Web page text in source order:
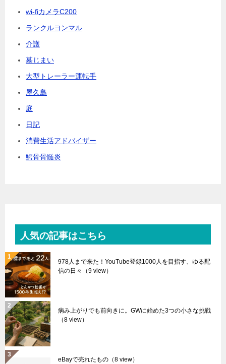
wi-fiカメラC200
ランクルヨンマル
介護
墓じまい
大型トレーラー運転手
屋久島
庭
日記
消費生活アドバイザー
鰐骨骨髄炎
人気の記事はこちら
978人まで来た！YouTube登録1000人を目指す、ゆる配
信の日々
（9 view）
病み上がりでも前向きに。GWに始めた3つの小さな挑戦
（8 view）
eBayで売れたもの （8 view）